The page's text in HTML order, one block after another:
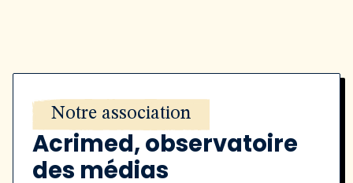
Notre association
Acrimed, observatoire
des médias